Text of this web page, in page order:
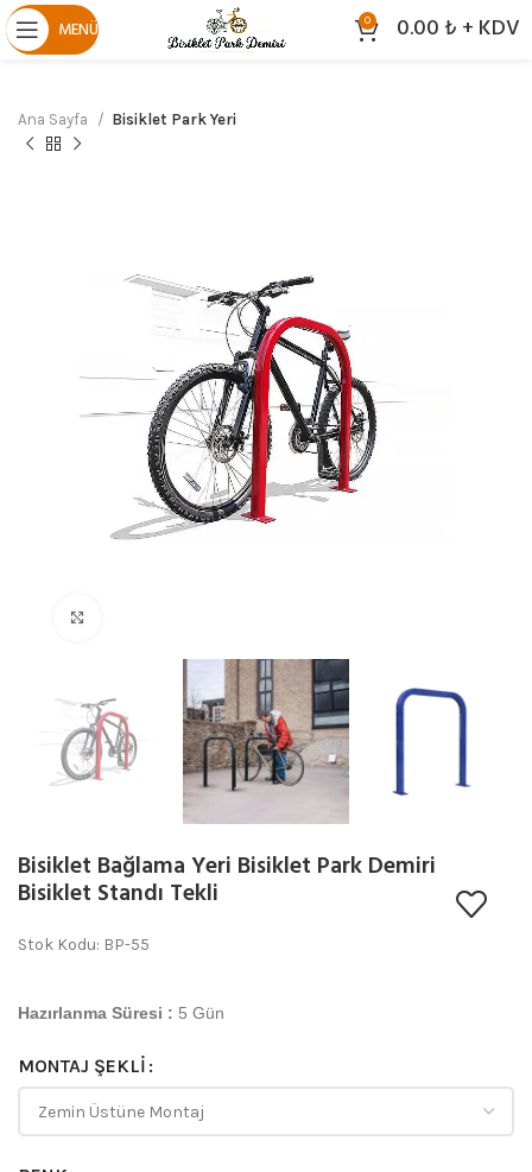
MENÜ 0 0.00 ₺ + KDV
Ana Sayfa Bisiklet Park Yeri
Bisiklet Bağlama Yeri Bisiklet Park Demiri
Bisiklet Standı Tekli
Stok Kodu: BP-55
Hazırlanma Süresi : 5 Gün
MONTAJ ŞEKLI